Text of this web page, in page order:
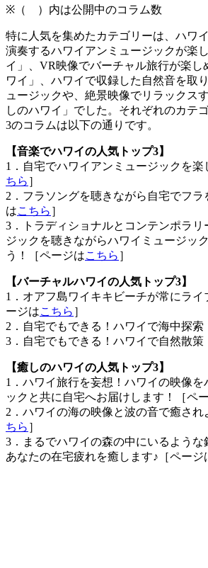
※（ ）内は公開中のコラム数
特に人気を集めたカテゴリーは、ハワ
演奏するハワイアンミュージックが楽
イ」、VR映像でバーチャル旅行が楽し
ワイ」、ハワイで収録した自然音を取
ュージックや、絶景映像でリラックス
しのハワイ」でした。それぞれのカテ
3のコラムは以下の通りです。
【音楽でハワイの人気トップ3】
1．自宅でハワイアンミュージックを楽
ちら ］
2．フラソングを聴きながら自宅でフラ
はこちら ］
3．トラディショナルとコンテンポラリ
ジックを聴きながらハワイミュージッ
う！［ページはこちら ］
【バーチャルハワイの人気トップ3】
1．オアフ島ワイキキビーチが常にラ
ージはこちら ］
2．自宅でもできる！ハワイで海中探索
3．自宅でもできる！ハワイで自然散策
【癒しのハワイの人気トップ3】
1．ハワイ旅行を妄想！ハワイの映像を
ックと共に自宅へお届けします！［ペ
2．ハワイの海の映像と波の音で癒され
ちら ］
3．まるでハワイの森の中にいるような
あなたの在宅疲れを癒します♪［ページ